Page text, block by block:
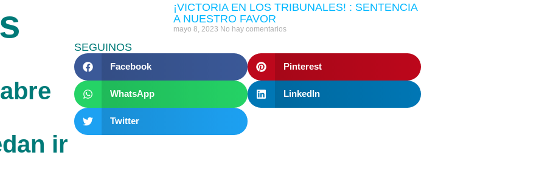
ir
¡VICTORIA EN LOS TRIBUNALES! : SENTENCIA
A NUESTRO FAVOR
mayo 8, 2023 No hay comentarios
SEGUINOS
Facebook Pinterest
WhatsApp LinkedIn
Twitter